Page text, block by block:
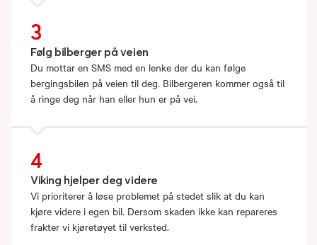
3
Følg bilberger på veien
Du mottar en SMS med en lenke der du kan følge
bergingsbilen på veien til deg. Bilbergeren kommer også til
å ringe deg når han eller hun er på vei.
4
Viking hjelper deg videre
Vi prioriterer å løse problemet på stedet slik at du kan
kjøre videre i egen bil. Dersom skaden ikke kan repareres
frakter vi kjøretøyet til verksted.